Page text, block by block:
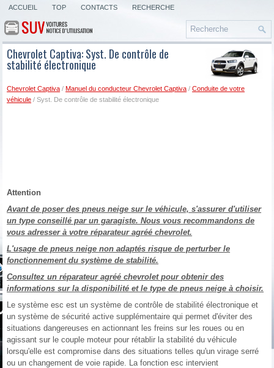
ACCUEIL TOP CONTACTS RECHERCHE
Chevrolet Captiva: Syst. De contrôle de
stabilité électronique
Chevrolet Captiva /Manuel du conducteur Chevrolet Captiva /Conduite de votre
véhicule / Syst. De contrôle de stabilité électronique
Attention
Avant de poser des pneus neige sur le véhicule, s'assurer d'utiliser
un type conseillé par un garagiste. Nous vous recommandons de
vous adresser à votre réparateur agréé chevrolet.
L'usage de pneus neige non adaptés risque de perturber le
fonctionnement du système de stabilité.
Consultez un réparateur agréé chevrolet pour obtenir des
informations sur la disponibilité et le type de pneus neige à choisir.
Le système esc est un système de contrôle de stabilité électronique et
un système de sécurité active supplémentaire qui permet d'éviter des
situations dangereuses en actionnant les freins sur les roues ou en
agissant sur le couple moteur pour rétablir la stabilité du véhicule
lorsqu'elle est compromise dans des situations telles qu'un virage serré
ou un changement de voie rapide. La fonction esc intervient